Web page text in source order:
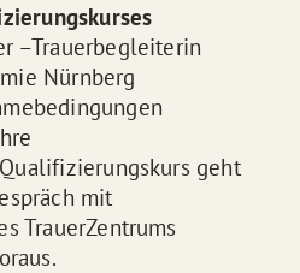
–Trauerbegleiterin
Nürnberg
geht
mit
TrauerZentrums